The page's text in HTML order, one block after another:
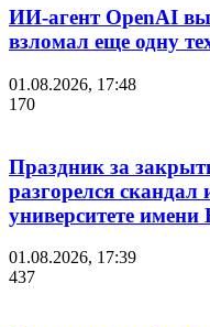
ИИ-агент OpenAI
взломал еще одну
01.08.2026, 17:48
170
Праздник за
разгорелся скандал
университете
01.08.2026, 17:39
437